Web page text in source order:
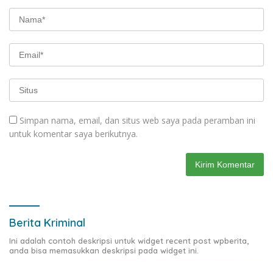
Simpan nama, email, dan situs web saya pada peramban ini
untuk komentar saya berikutnya.
Berita Kriminal
Ini adalah contoh deskripsi untuk widget recent post wpberita,
anda bisa memasukkan deskripsi pada widget ini.